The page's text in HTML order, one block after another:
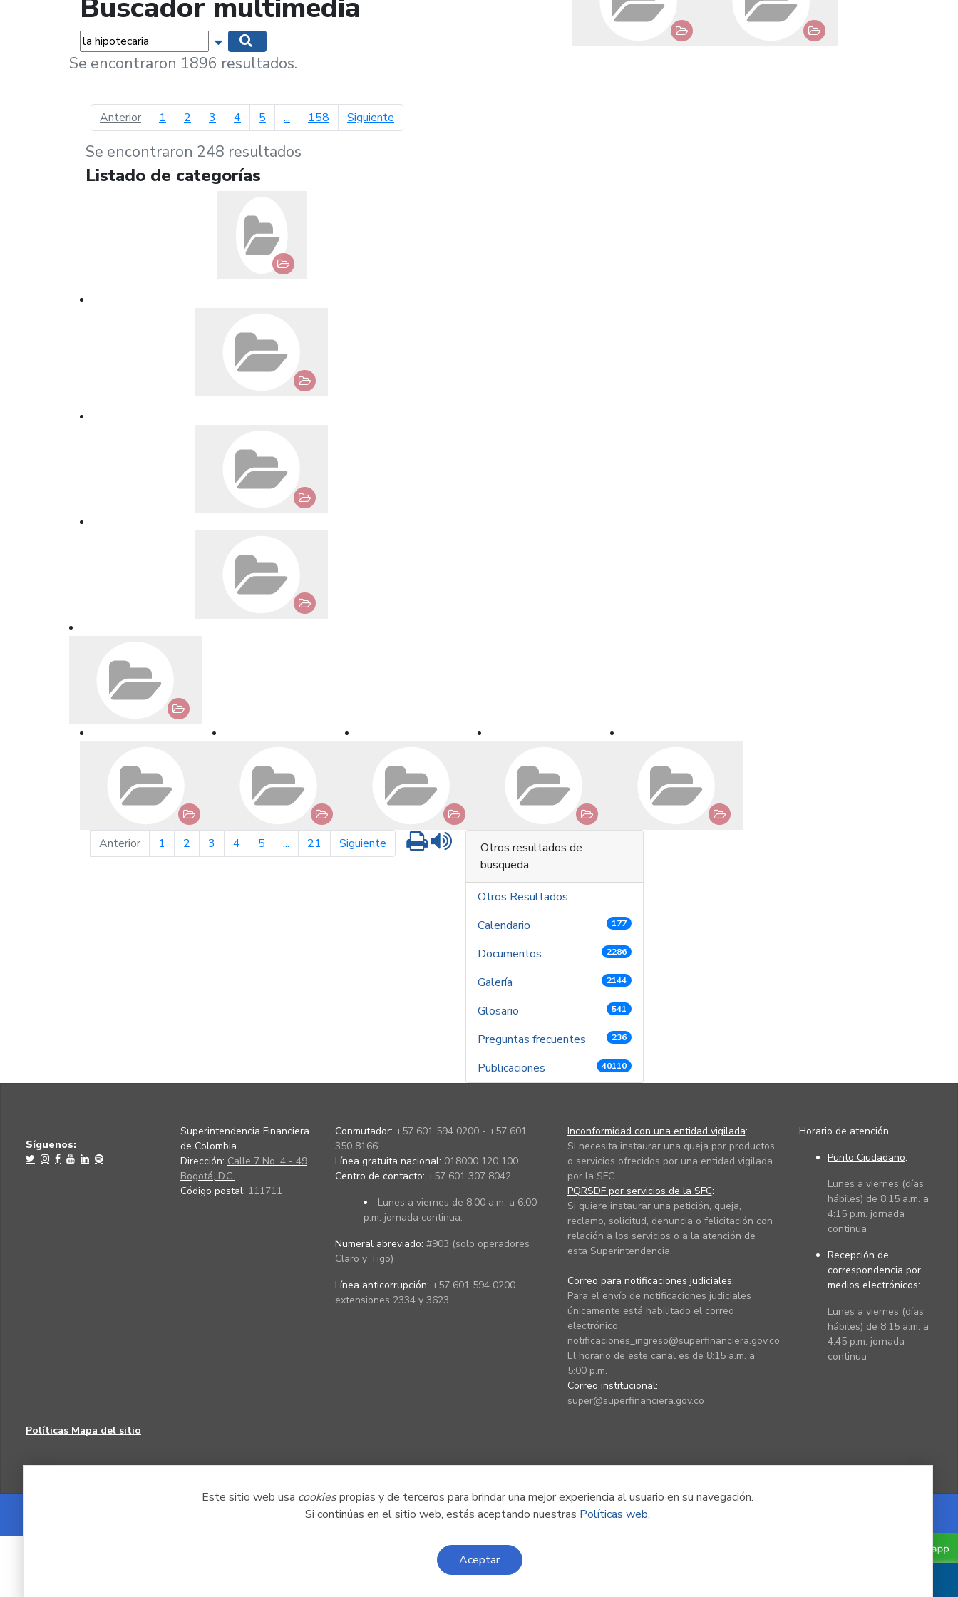
Este sitio web usa cookiespropias y de terceros para brindar una mejor experiencia al usuario en su navegación.
Si continúas en el sitio web, estás aceptando nuestras Políticas web.
Aceptar
Buscador multimedia
Palabras... Mostrar opciones de búsqueda
Se encontraron 1896 resultados.
Anteriorpágina anterior
1 2 3 4 5 ... 158 Siguientepágina siguiente
Se encontraron 248 resultados
Listado de categorías
Anteriorpágina anterior
1 2 3 4 5 ... 21 Siguiente página siguiente
Imprimir
Otros resultados de
busqueda
Otros Resultados
Calendario
177
Documentos 2286
Galería 2144
Glosario 541
Preguntas frecuentes 236
Publicaciones 40110
Síguenos:
Superintendencia Financiera
de Colombia
Dirección: Calle 7 No. 4 - 49
Bogotá, D.C.
Código postal: 111711
Conmutador: +57 601 594 0200 - +57 601
350 8166
Línea gratuita nacional: 018000 120 100
Centro de contacto: +57 601 307 8042
Lunes a viernes de 8:00 a.m. a 6:00
p.m. jornada continua.
Numeral abreviado: #903 (solo operadores
Claro y Tigo)
Línea anticorrupción: +57 601 594 0200
extensiones 2334 y 3623
Inconformidad con una entidad vigilada:
Si necesita instaurar una queja por productos
o servicios ofrecidos por una entidad vigilada
por la SFC.
PQRSDF por servicios de la SFC:
Si quiere instaurar una petición, queja,
reclamo, solicitud, denuncia o felicitación con
relación a los servicios o a la atención de
esta Superintendencia.
Correo para notificaciones judiciales:
Para el envío de notificaciones judiciales
únicamente está habilitado el correo
electrónico
notificaciones_ingreso@superfinanciera.gov.co
El horario de este canal es de 8:15 a.m. a
5:00 p.m.
Correo institucional:
super@superfinanciera.gov.co
Horario de atención
Punto Ciudadano:
Lunes a viernes (días
hábiles) de 8:15 a.m. a
4:15 p.m. jornada
continua
Recepción de
correspondencia por
medios electrónicos:
Lunes a viernes (días
hábiles) de 8:15 a.m. a
4:45 p.m. jornada
continua
Políticas Mapa del sitio
Powered by Nexura